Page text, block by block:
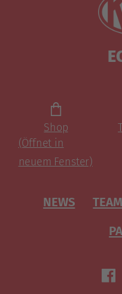
Shop
(Öffnet in
neuem Fenster)
NEWS TEAM